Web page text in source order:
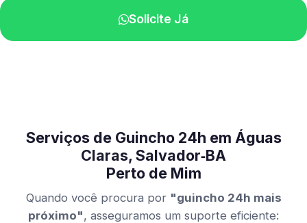
Solicite Já
Serviços de Guincho 24h em Águas
Claras, Salvador‑BA
Perto de Mim
Quando você procura por "guincho 24h mais
próximo", asseguramos um suporte eficiente: